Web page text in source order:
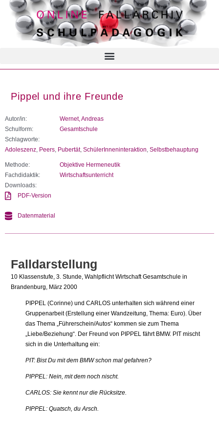
Pippel und ihre Freunde
Autor/in:
Wernet, Andreas
Schulform:
Gesamtschule
Schlagworte:
Adoleszenz Peers Pubertät, SchülerInneninteraktion Selbstbehauptung
Methode:
Objektive Hermeneutik
Fachdidaktik:
Wirtschaftsunterricht
Downloads:
PDF-Version
Datenmaterial
Falldarstellung
10 Klassenstufe, 3. Stunde, Wahlpflicht Wirtschaft Gesamtschule in
Brandenburg, März 2000
PIPPEL (Corinne) und CARLOS unterhalten sich während einer
Gruppenarbeit (Erstellung einer Wandzeitung, Thema: Euro). Über
das Thema „Führerschein/Autos“ kommen sie zum Thema
„Liebe/Beziehung“. Der Freund von PIPPEL fährt BMW. PIT mischt
sich in die Unterhaltung ein:
PIT: Bist Du mit dem BMW schon mal gefahren?
PIPPEL: Nein, mit dem noch nischt.
CARLOS: Sie kennt nur die Rücksitze.
PIPPEL: Quatsch, du Arsch.